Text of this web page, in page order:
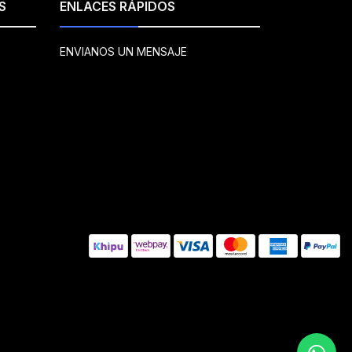
ENLACES RÁPIDOS
ENVIANOS UN MENSAJE